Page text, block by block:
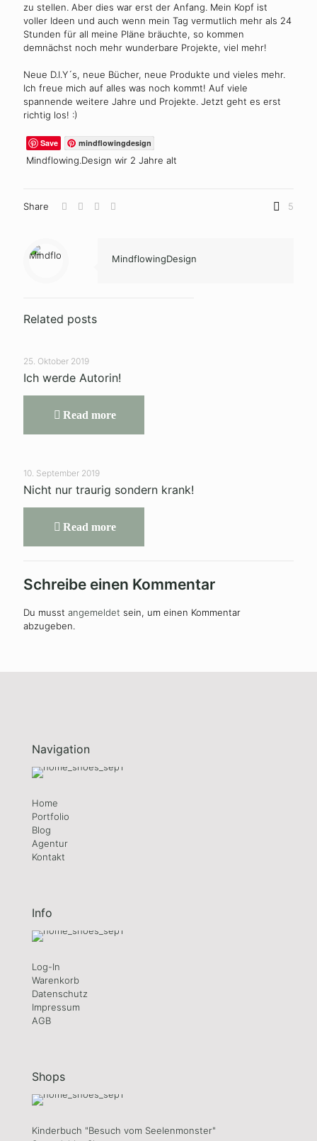
zu stellen. Aber dies war erst der Anfang. Mein Kopf ist
voller Ideen und auch wenn mein Tag vermutlich mehr als 24
Stunden für all meine Pläne bräuchte, so kommen
demnächst noch mehr wunderbare Projekte, viel mehr!
Neue D.I.Y´s, neue Bücher, neue Produkte und vieles mehr.
Ich freue mich auf alles was noch kommt! Auf viele
spannende weitere Jahre und Projekte. Jetzt geht es erst
richtig los! :)
Save mindflowingdesign
Mindflowing.Design wir 2 Jahre alt
Share 5
MindflowingDesign
Related posts
25. Oktober 2019
Ich werde Autorin!
Read more
10. September 2019
Nicht nur traurig sondern krank!
Read more
Schreibe einen Kommentar
Du musst angemeldet sein, um einen Kommentar
abzugeben.
Navigation
Home
Portfolio
Blog
Agentur
Kontakt
Info
Log-In
Warenkorb
Datenschutz
Impressum
AGB
Shops
Kinderbuch "Besuch vom Seelenmonster"